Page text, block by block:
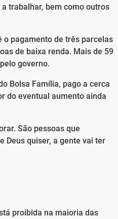
trabalhar, bem como outros
o pagamento de três parcelas
de baixa renda. Mais de 59
governo.
Bolsa Família, pago a cerca
do eventual aumento ainda
São pessoas que
Deus quiser, a gente vai ter
proibida na maioria das